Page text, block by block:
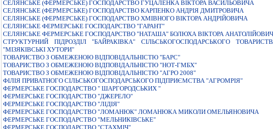
СЕЛЯНСЬКЕ (ФЕРМЕРСЬКЕ) ГОСПОДАРСТВО ГУЦАЛЕНКА ВIКТОРА ВАСИЛЬОВИЧА
СЕЛЯНСЬКЕ (ФЕРМЕРСЬКЕ) ГОСПОДАРСТВО КАРПЕНКО АНДРIЯ ДМИТРОВИЧА
СЕЛЯНСЬКЕ (ФЕРМЕРСЬКЕ) ГОСПОДАРСТВО ХМIВНОГО ВIКТОРА АНДРIЙОВИЧА
СЕЛЯНСЬКЕ ФЕРМЕРСЬКЕ ГОСПОДАРСТВО "ГАРАНТ"
СЕЛЯНСЬКЕ ФЕРМЕРСЬКЕ ГОСПОДАРСТВО "НАТАША" БОЛЮХА ВIКТОРА
СТРУКТУРНИЙ ПІДРОЗДІЛ "БАЙРАКІВКА" СІЛЬСЬКОГОСПОДАРСЬКОГО
"МІЗЯКІВСЬКІ ХУТОРИ"
ТОВАРИСТВО З ОБМЕЖЕНОЮ ВIДПОВIДАЛЬНIСТЮ "БАРС"
ТОВАРИСТВО З ОБМЕЖЕНОЮ ВIДПОВIДАЛЬНIСТЮ "НОТ-ГМБХ"
ТОВАРИСТВО З ОБМЕЖЕНОЮ ВІДПОВІДАЛЬНІСТЮ "АГРО 2008"
ФІЛІЯ ПРИВАТНОГО СІЛЬСЬКОГОСПОДАРСЬКОГО ПІДПРИЄМСТВА "АГРОМРІЯ"
ФЕРМЕРСЬКЕ ГОСПОДАРСТВО " ШАРГОРОДСЬКИХ "
ФЕРМЕРСЬКЕ ГОСПОДАРСТВО "ДЖЕРЕЛО"
ФЕРМЕРСЬКЕ ГОСПОДАРСТВО "ЛIДIЯ"
ФЕРМЕРСЬКЕ ГОСПОДАРСТВО "ЛОМАНЮК" ЛОМАНЮКА МИКОЛИ ОМЕЛЬЯНОВИЧА
ФЕРМЕРСЬКЕ ГОСПОДАРСТВО "МЕЛЬНИКIВСЬКЕ"
ФЕРМЕРСЬКЕ ГОСПОДАРСТВО "СТАХМIЧ"